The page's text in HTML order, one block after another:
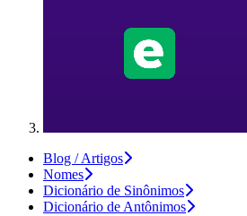
Blog / Artigos
Nomes
Dicionário de Sinônimos
Dicionário de Antônimos